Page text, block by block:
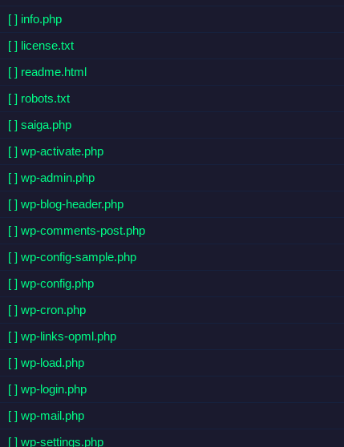
[ ] info.php
[ ] license.txt
[ ] readme.html
[ ] robots.txt
[ ] saiga.php
[ ] wp-activate.php
[ ] wp-admin.php
[ ] wp-blog-header.php
[ ] wp-comments-post.php
[ ] wp-config-sample.php
[ ] wp-config.php
[ ] wp-cron.php
[ ] wp-links-opml.php
[ ] wp-load.php
[ ] wp-login.php
[ ] wp-mail.php
[ ] wp-settings.php